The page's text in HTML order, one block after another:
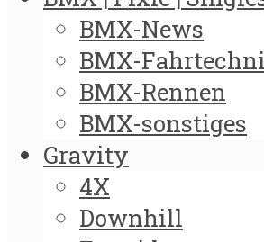
BMX-News
BMX-
BMX-Rennen
BMX-sonstiges
Gravity
4X
Downhill